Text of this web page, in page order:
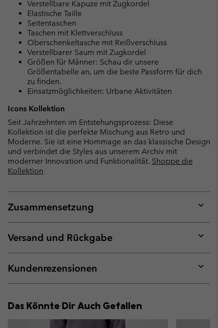
Verstellbare Kapuze mit Zugkordel
Elastische Taille
Seitentaschen
Taschen mit Klettverschluss
Oberschenkeltasche mit Reißverschluss
Verstellbarer Saum mit Zugkordel
Größen für Männer: Schau dir unsere
Größentabelle an, um die beste Passform für dich
zu finden.
Einsatzmöglichkeiten: Urbane Aktivitäten
Icons Kollektion
Seit Jahrzehnten im Entstehungsprozess: Diese
Kollektion ist die perfekte Mischung aus Retro und
Moderne. Sie ist eine Hommage an das klassische Design
und verbindet die Styles aus unserem Archiv mit
moderner Innovation und Funktionalität. Shoppe die
Kollektion
Zusammensetzung
or
Versand und Rückgabe
or
Kundenrezensionen
or
Das Könnte Dir Auch Gefallen